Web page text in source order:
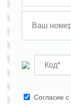
Cогласие с